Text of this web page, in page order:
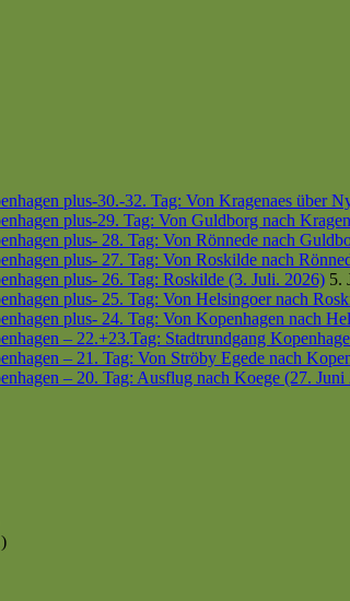
plus-30.-32. Tag: Von Kragenaes über
plus-29. Tag: Von Guldborg nach
plus- 28. Tag: Von Rönnede nach
plus- 27. Tag: Von Roskilde nach
plus- 26. Tag: Roskilde (3. Juli. 2026) 5.
plus- 25. Tag: Von Helsingoer nach
plus- 24. Tag: Von Kopenhagen nach
– 22.+23.Tag: Stadtrundgang
– 21. Tag: Von Ströby Egede nach
– 20. Tag: Ausflug nach Koege (27. Juni